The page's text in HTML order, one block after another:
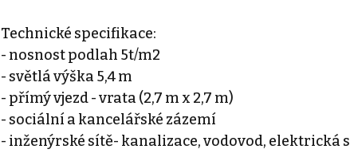
Technické specifikace:
- nosnost podlah 5t/m2
- světlá výška 5,4 m
- přímý vjezd - vrata (2,7 m x 2,7 m)
- sociální a kancelářské zázemí
- inženýrské sítě- kanalizace, vodovod, elektrická